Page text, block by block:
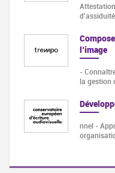
d'assiduité
l’image
-
la gestion
nnel -